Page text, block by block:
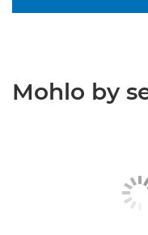
Mohlo by